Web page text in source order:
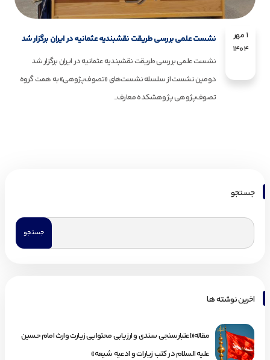
1 مهر
1404
نشست علمی بررسی طریقت نقشبندیه عثمانیه در ایران برگزار شد
نشست علمی بررسی طریقت نقشبندیه عثمانیه در ایران برگزار شد
دومین نشست از سلسله نشست‌های «تصوف‌پژوهی» به همت گروه
تصوف‌پژوهی پژوهشکده معارف...
جستجو
اخرین نوشته ها
مقاله«اعتبارسنجی سندی و ارزیابی محتوایی زیارت وارث امام حسین
علیه السلام در کتب زیارات و ادعیه شیعه»